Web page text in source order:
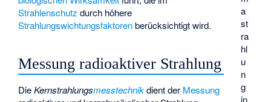
a
st
ra
hl
u
n
g
in
Strahlenschutz durch höhere
Strahlungswichtungsfaktorenberücksichtigt wird.
Messung radioaktiver Strahlung
DieKernstrahlungsmesstechnikdient der Messung